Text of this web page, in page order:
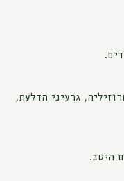
גרעיני הדלעת,
היטב.